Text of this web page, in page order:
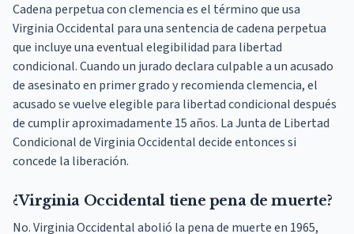
Cadena perpetua con clemencia es el término que usa
Virginia Occidental para una sentencia de cadena perpetua
que incluye una eventual elegibilidad para libertad
condicional. Cuando un jurado declara culpable a un acusado
de asesinato en primer grado y recomienda clemencia, el
acusado se vuelve elegible para libertad condicional después
de cumplir aproximadamente 15 años. La Junta de Libertad
Condicional de Virginia Occidental decide entonces si
concede la liberación.
¿Virginia Occidental tiene pena de muerte?
No. Virginia Occidental abolió la pena de muerte en 1965,